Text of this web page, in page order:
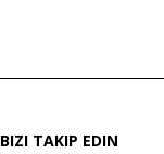
BIZI TAKIP EDIN